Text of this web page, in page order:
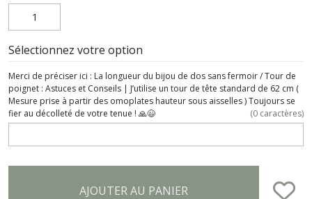
Sélectionnez votre option
Merci de préciser ici : La longueur du bijou de dos sans fermoir / Tour de
poignet : Astuces et Conseils | J’utilise un tour de tête standard de 62 cm (
Mesure prise à partir des omoplates hauteur sous aisselles ) Toujours se
fier au décolleté de votre tenue ! 🙏😉
(0 caractères)
AJOUTER AU PANIER